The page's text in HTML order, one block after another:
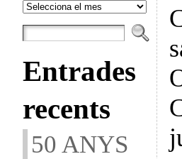
Entrades
recents
50 ANYS